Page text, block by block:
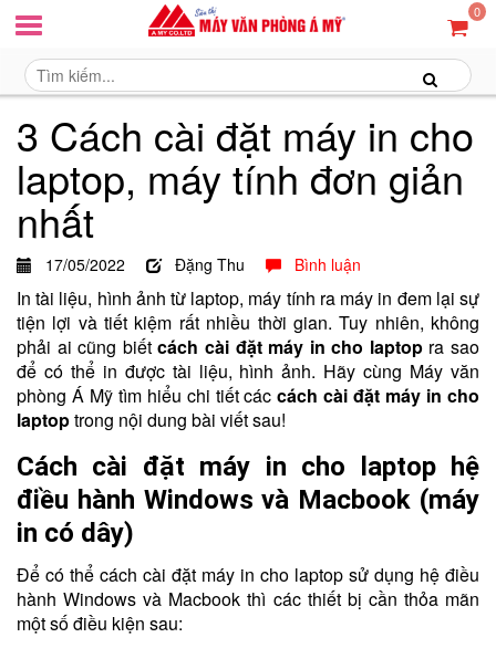
0
3 Cách cài đặt máy in cho
laptop, máy tính đơn giản
nhất
17/05/2022 Đặng Thu Bình luận
In tài liệu, hình ảnh từ laptop, máy tính ra máy in đem lại sự
tiện lợi và tiết kiệm rất nhiều thời gian. Tuy nhiên, không
phải ai cũng biếtcách cài đặt máy in cho laptopra sao
để có thể in được tài liệu, hình ảnh. Hãy cùng Máy văn
phòng Á Mỹ tìm hiểu chi tiết cáccách cài đặt máy in cho
laptoptrong nội dung bài viết sau!
Cách cài đặt máy in cho laptop hệ
điều hành Windows và Macbook (máy
in có dây)
Để có thể cách cài đặt máy in cho laptop sử dụng hệ điều
hành Windows và Macbook thì các thiết bị cần thỏa mãn
một số điều kiện sau: